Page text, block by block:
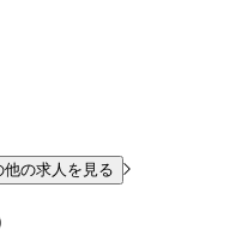
の求人を見る